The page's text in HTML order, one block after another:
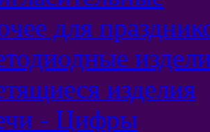
для
изделия
- Цифры